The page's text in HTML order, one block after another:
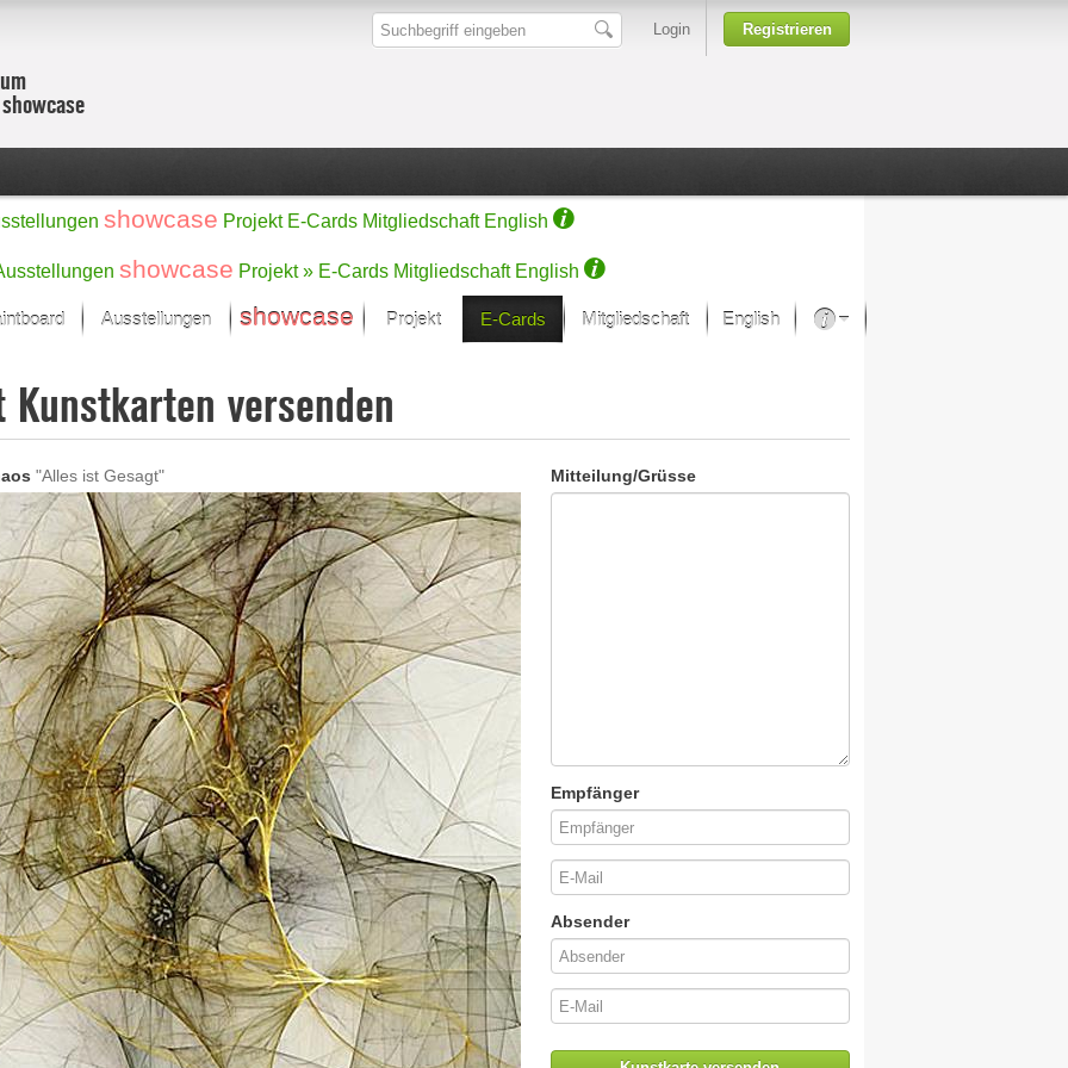
Login Registrieren
showcase Projekt E-Cards Mitgliedschaft English
showcase Projekt » E-Cards Mitgliedschaft English
im Fokus
Auswahl
Malerei
Skulptur/Plastik
Grafik
Fotografie
Ausstellungen showcase Projekt
Ein Künstlerförderprojekt von Samsung
E-Cards Mitgliedschaft English
Kunsthäuser
Kunstkarten versenden
"Alles ist Gesagt" Mitteilung/Grüsse
Empfänger
Absender